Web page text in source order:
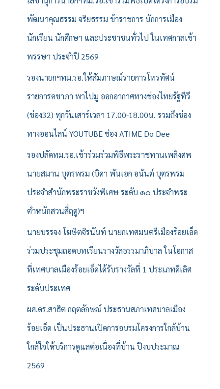
พัฒนาคุณธรรม จริยธรรม ข้าราชการ นักการเมือง
นักเรียน นักศึกษา และประชาชนทั่วไป ในเทศกาลเข้า
พรรษา ประจำปี 2569
รองนายกฯทม.รอ.ให้สัมภาษณ์รายการโทรทัศน์
รายการคชาภา พาไปมู ออกอากาศทางช่องไทยรัฐทีวี
(ช่อง32) ทุกวันเสาร์เวลา 17.00-18.00น. รวมถึงช่อง
ทางออนไลน์ YOUTUBE ช่อง ATIME Do Dee
รองปลัดทม.รอ.เข้าร่วมร่วมพิธีพระราชทานเพลิงศพ
นายสมาน บุตรพรม (บิดา พันเอก อนันต์ บุตรพรม
ประจำสำนักพระราชวังพิเศษ ระดับ ๑๐ ประจำพระ
ตำหนักสวนสี่ฤดู)ฯ
นายบรรจง โฆษิตจิรนันท์ นายกเทศมนตรีเมืองร้อยเอ็ด
ร่วมประชุมถอดบทเรียนรางวัลธรรมาภิบาล ในโอกาส
ที่เทศบาลเมืองร้อยเอ็ดได้รับรางวัลที่ 1 ประเภทดีเลิศ
ระดับประเทศ
ผศ.ดร.สาธิต กฤตลักษณ์ ประธานสภาเทศบาลเมือง
ร้อยเอ็ด เป็นประธานเปิดการอบรมโครงการใกล้บ้าน
ใกล้ใจให้บริการดูแลต่อเนื่องที่บ้าน ปีงบประมาณ
2569